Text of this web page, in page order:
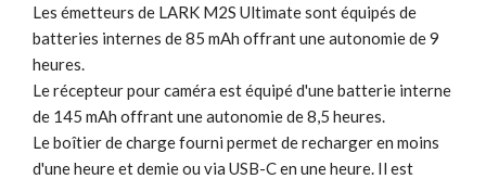
Les émetteurs de LARK M2S Ultimate sont équipés de
batteries internes de 85 mAh offrant une autonomie de 9
heures.
Le récepteur pour caméra est équipé d'une batterie interne
de 145 mAh offrant une autonomie de 8,5 heures.
Le boîtier de charge fourni permet de recharger en moins
d'une heure et demie ou via USB-C en une heure. Il est